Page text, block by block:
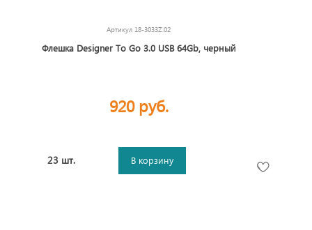
Артикул 18-3033Z.02
Флешка Designer To Go 3.0 USB 64Gb, черный
920 руб.
23 шт. В корзину